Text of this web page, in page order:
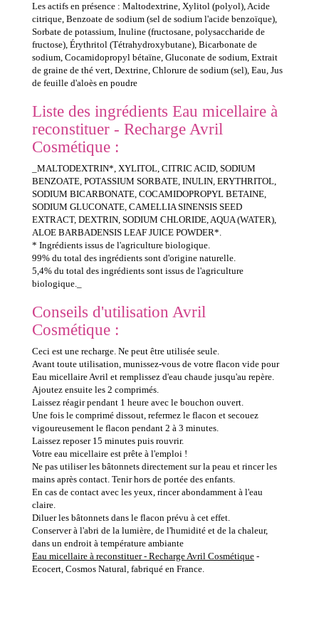
Les actifs en présence : Maltodextrine, Xylitol (polyol), Acide
citrique, Benzoate de sodium (sel de sodium l'acide benzoïque),
Sorbate de potassium, Inuline (fructosane, polysaccharide de
fructose), Érythritol (Tétrahydroxybutane), Bicarbonate de
sodium, Cocamidopropyl bétaïne, Gluconate de sodium, Extrait
de graine de thé vert, Dextrine, Chlorure de sodium (sel), Eau, Jus
de feuille d'aloès en poudre
Liste des ingrédients Eau micellaire à
reconstituer - Recharge Avril
Cosmétique :
_MALTODEXTRIN*, XYLITOL, CITRIC ACID, SODIUM
BENZOATE, POTASSIUM SORBATE, INULIN, ERYTHRITOL,
SODIUM BICARBONATE, COCAMIDOPROPYL BETAINE,
SODIUM GLUCONATE, CAMELLIA SINENSIS SEED
EXTRACT, DEXTRIN, SODIUM CHLORIDE, AQUA (WATER),
ALOE BARBADENSIS LEAF JUICE POWDER*.
* Ingrédients issus de l'agriculture biologique.
99% du total des ingrédients sont d'origine naturelle.
5,4% du total des ingrédients sont issus de l'agriculture
biologique._
Conseils d'utilisation Avril
Cosmétique :
Ceci est une recharge. Ne peut être utilisée seule.
Avant toute utilisation, munissez-vous de votre flacon vide pour
Eau micellaire Avril et remplissez d'eau chaude jusqu'au repère.
Ajoutez ensuite les 2 comprimés.
Laissez réagir pendant 1 heure avec le bouchon ouvert.
Une fois le comprimé dissout, refermez le flacon et secouez
vigoureusement le flacon pendant 2 à 3 minutes.
Laissez reposer 15 minutes puis rouvrir.
Votre eau micellaire est prête à l'emploi !
Ne pas utiliser les bâtonnets directement sur la peau et rincer les
mains après contact. Tenir hors de portée des enfants.
En cas de contact avec les yeux, rincer abondamment à l'eau
claire.
Diluer les bâtonnets dans le flacon prévu à cet effet.
Conserver à l'abri de la lumière, de l'humidité et de la chaleur,
dans un endroit à température ambiante
Eau micellaire à reconstituer - Recharge Avril Cosmétique -
Ecocert, Cosmos Natural, fabriqué en France.